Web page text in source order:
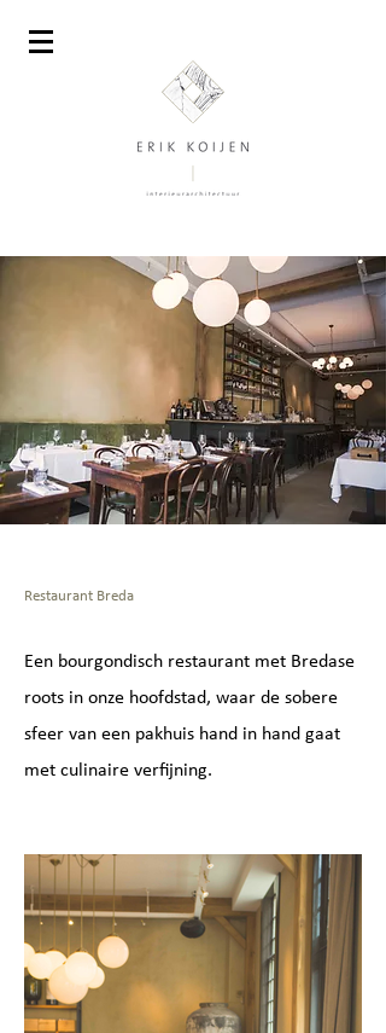
Restaurant Breda
​Een bourgondisch restaurant met Bredase
roots in onze hoofdstad, waar de sobere
sfeer van een pakhuis hand in hand gaat
met culinaire verfijning.